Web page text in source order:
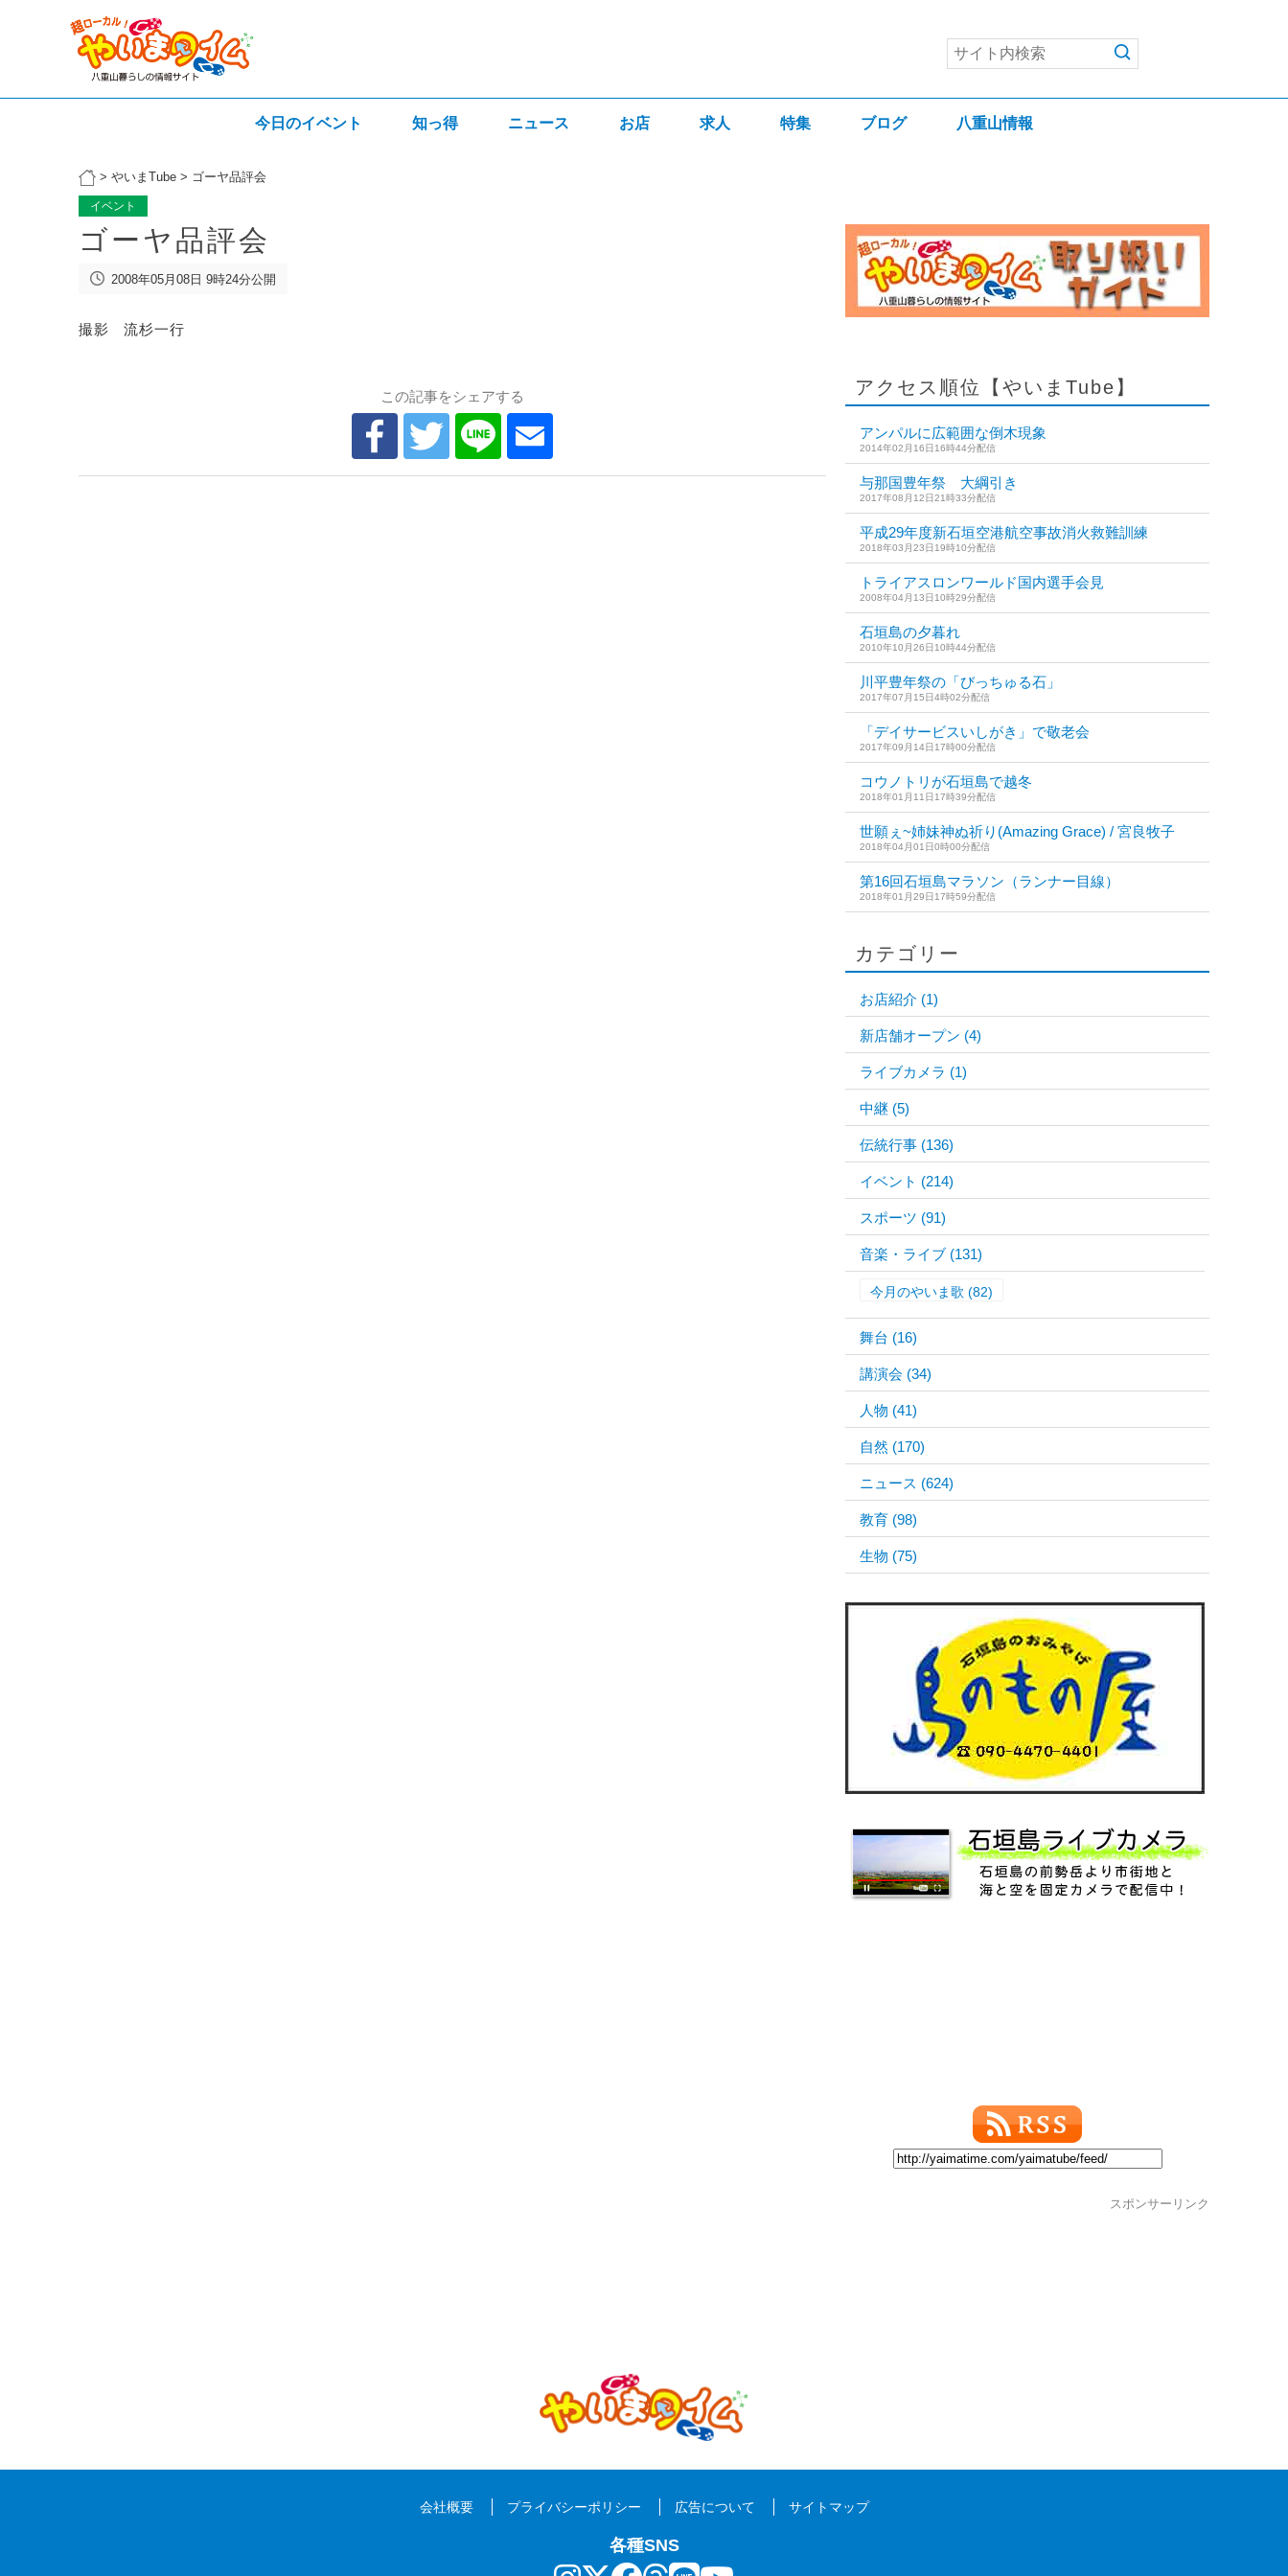
今日のイベント 知っ得 ニュース お店 求人 特集 ブログ 八重山情報
> やいまTube > ゴーヤ品評会
イベント
ゴーヤ品評会
2008年05月08日 9時24分公開
撮影 流杉一行
この記事をシェアする アクセス順位【やいまTube】
アンパルに広範囲な倒木現象
2014年02月16日16時44分配信
与那国豊年祭 大綱引き
2017年08月12日21時33分配信
平成29年度新石垣空港航空事故消火救難訓練
2018年03月23日19時10分配信
トライアスロンワールド国内選手会見
2008年04月13日10時29分配信
石垣島の夕暮れ
2010年10月26日10時44分配信
川平豊年祭の「びっちゅる石」
2017年07月15日4時02分配信
「デイサービスいしがき」で敬老会
2017年09月14日17時00分配信
コウノトリが石垣島で越冬
2018年01月11日17時39分配信
世願ぇ~姉妹神ぬ祈り(Amazing Grace) / 宮良牧子
2018年04月01日0時00分配信
第16回石垣島マラソン（ランナー目線）
2018年01月29日17時59分配信
カテゴリー
お店紹介 (1)
新店舗オープン (4)
ライブカメラ (1)
中継 (5)
伝統行事 (136)
イベント (214)
スポーツ (91)
音楽・ライブ (131)
今月のやいま歌 (82)
舞台 (16)
講演会 (34)
人物 (41)
自然 (170)
ニュース (624)
教育 (98)
生物 (75)
スポンサーリンク
会社概要 プライバシーポリシー 広告について サイトマップ
各種SNS